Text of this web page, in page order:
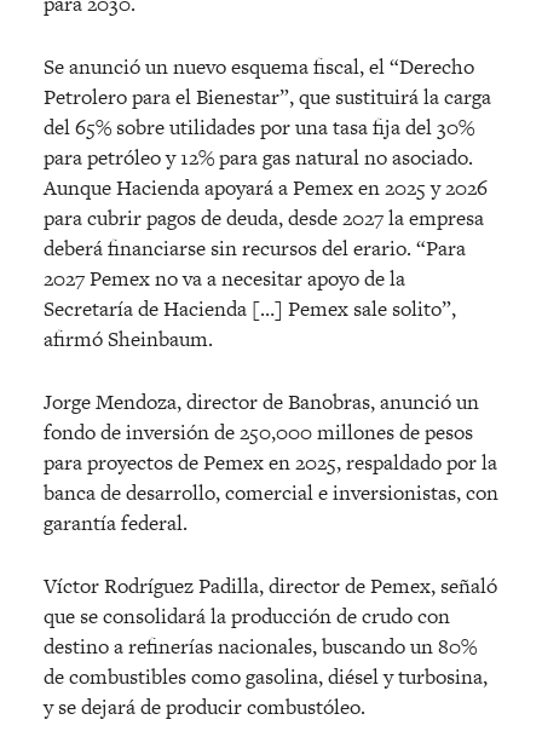
Se anunció un nuevo esquema fiscal, el “Derecho
Petrolero para el Bienestar”, que sustituirá la carga
del 65% sobre utilidades por una tasa fija del 30%
para petróleo y 12% para gas natural no asociado.
Aunque Hacienda apoyará a Pemex en 2025 y 2026
para cubrir pagos de deuda, desde 2027 la empresa
deberá financiarse sin recursos del erario. “Para
2027 Pemex no va a necesitar apoyo de la
Secretaría de Hacienda […] Pemex sale solito”,
afirmó Sheinbaum.
Jorge Mendoza, director de Banobras, anunció un
fondo de inversión de 250,000 millones de pesos
para proyectos de Pemex en 2025, respaldado por la
banca de desarrollo, comercial e inversionistas, con
garantía federal.
Víctor Rodríguez Padilla, director de Pemex, señaló
que se consolidará la producción de crudo con
destino a refinerías nacionales, buscando un 80%
de combustibles como gasolina, diésel y turbosina,
y se dejará de producir combustóleo.